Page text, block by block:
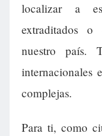
localizar a
extraditados
nuestro país.
internacionales
complejas.
Para ti, como